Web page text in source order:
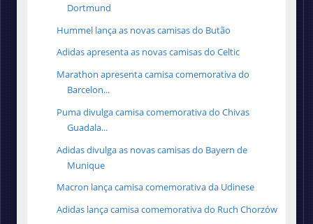
Dortmund
Hummel lança as novas camisas do Butão
Adidas apresenta as novas camisas do Celtic
Marathon apresenta camisa comemorativa do
Barcelon...
Puma divulga camisa comemorativa do Chivas
Guadala...
Adidas divulga as novas camisas do Bayern de
Munique
Macron lança camisa comemorativa da Udinese
Adidas lança camisa comemorativa do Ruch Chorzów